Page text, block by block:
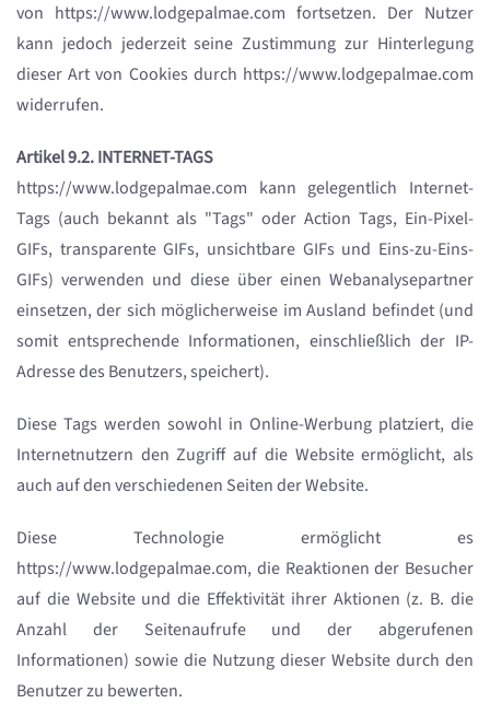
von https://www.lodgepalmae.com fortsetzen. Der Nutzer
kann jedoch jederzeit seine Zustimmung zur Hinterlegung
dieser Art von Cookies durch https://www.lodgepalmae.com
widerrufen.
Artikel 9.2. INTERNET-TAGS
https://www.lodgepalmae.com kann gelegentlich Internet-
Tags (auch bekannt als "Tags" oder Action Tags, Ein-Pixel-
GIFs, transparente GIFs, unsichtbare GIFs und Eins-zu-Eins-
GIFs) verwenden und diese über einen Webanalysepartner
einsetzen, der sich möglicherweise im Ausland befindet (und
somit entsprechende Informationen, einschließlich der IP-
Adresse des Benutzers, speichert).
Diese Tags werden sowohl in Online-Werbung platziert, die
Internetnutzern den Zugriff auf die Website ermöglicht, als
auch auf den verschiedenen Seiten der Website.
Diese Technologie ermöglicht es
https://www.lodgepalmae.com, die Reaktionen der Besucher
auf die Website und die Effektivität ihrer Aktionen (z. B. die
Anzahl der Seitenaufrufe und der abgerufenen
Informationen) sowie die Nutzung dieser Website durch den
Benutzer zu bewerten.